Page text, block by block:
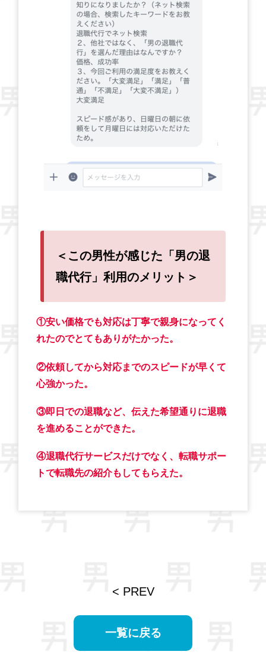
＜この男性が感じた「男の退
職代行」利用のメリット＞
①安い価格でも対応は丁寧で親身になってく
れたのでとてもありがたかった。
②依頼してから対応までのスピードが早くて
心強かった。
③即日での退職など、伝えた希望通りに退職
を進めることができた。
④退職代行サービスだけでなく、転職サポー
トで転職先の紹介もしてもらえた。
< PREV
一覧に戻る